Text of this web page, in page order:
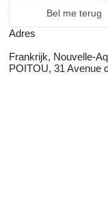
Bel me terug
Adres
Frankrijk, Nouvelle-
POITOU, 31 Avenue